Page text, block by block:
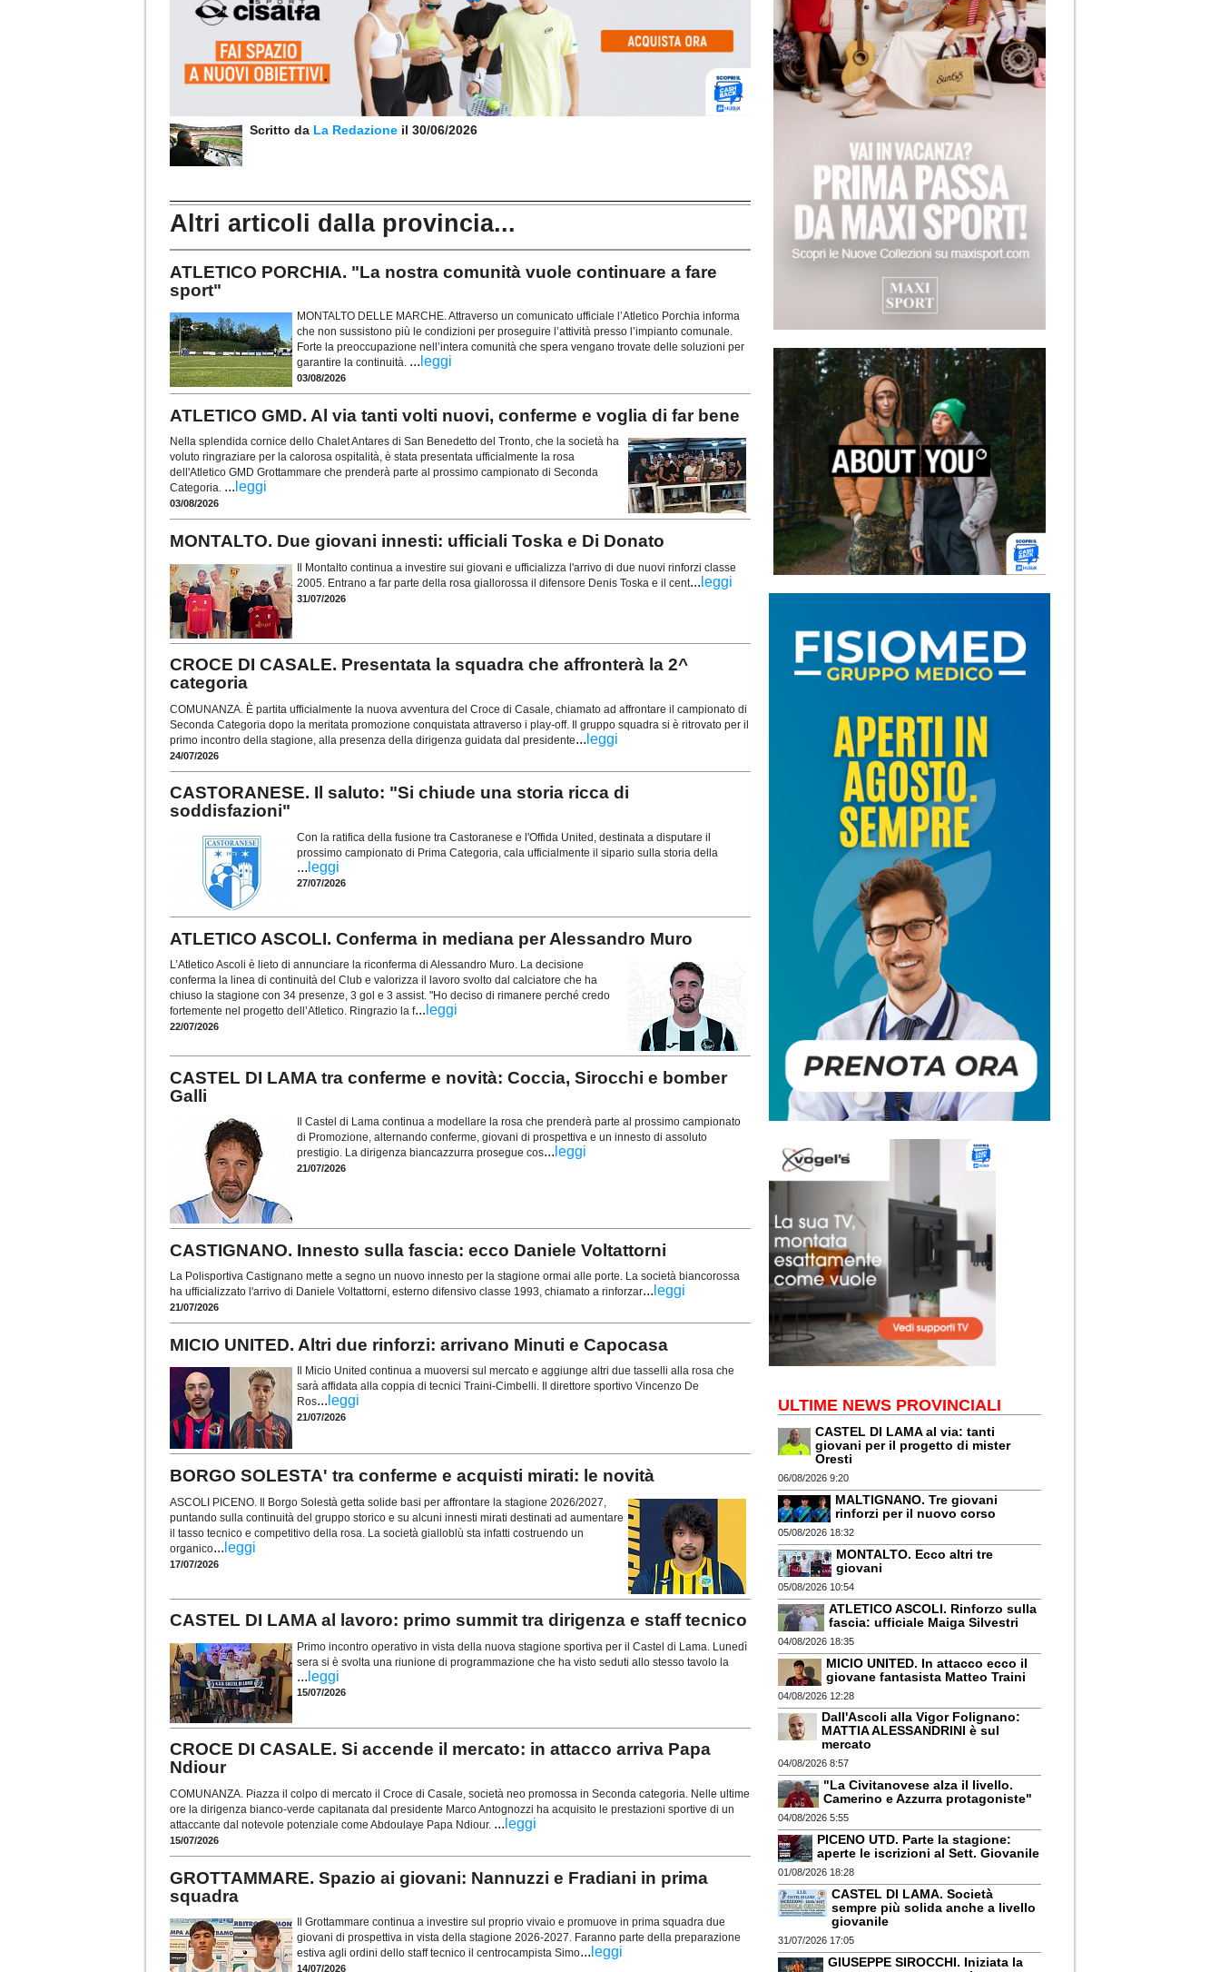
Scritto da La Redazione il 30/06/2026
Altri articoli dalla provincia...
ATLETICO PORCHIA. "La nostra comunità vuole continuare a fare
sport"
MONTALTO DELLE MARCHE. Attraverso un comunicato ufficiale l’Atletico Porchia informa
che non sussistono più le condizioni per proseguire l’attività presso l’impianto comunale.
Forte la preoccupazione nell’intera comunità che spera vengano trovate delle soluzioni per
garantire la continuità. ... leggi
03/08/2026
ATLETICO GMD. Al via tanti volti nuovi, conferme e voglia di far bene
Nella splendida cornice dello Chalet Antares di San Benedetto del Tronto, che la società ha
voluto ringraziare per la calorosa ospitalità, è stata presentata ufficialmente la rosa
dell'Atletico GMD Grottammare che prenderà parte al prossimo campionato di Seconda
Categoria. ... leggi
03/08/2026
MONTALTO. Due giovani innesti: ufficiali Toska e Di Donato
Il Montalto continua a investire sui giovani e ufficializza l'arrivo di due nuovi rinforzi classe
2005. Entrano a far parte della rosa giallorossa il difensore Denis Toska e il cent... leggi
31/07/2026
CROCE DI CASALE. Presentata la squadra che affronterà la 2^
categoria
COMUNANZA. È partita ufficialmente la nuova avventura del Croce di Casale, chiamato ad affrontare il campionato di
Seconda Categoria dopo la meritata promozione conquistata attraverso i play-off. Il gruppo squadra si è ritrovato per il
primo incontro della stagione, alla presenza della dirigenza guidata dal presidente... leggi
24/07/2026
CASTORANESE. Il saluto: "Si chiude una storia ricca di
soddisfazioni"
Con la ratifica della fusione tra Castoranese e l'Offida United, destinata a disputare il
prossimo campionato di Prima Categoria, cala ufficialmente il sipario sulla storia della
... leggi
27/07/2026
ATLETICO ASCOLI. Conferma in mediana per Alessandro Muro
L’Atletico Ascoli è lieto di annunciare la riconferma di Alessandro Muro. La decisione
conferma la linea di continuità del Club e valorizza il lavoro svolto dal calciatore che ha
chiuso la stagione con 34 presenze, 3 gol e 3 assist. "Ho deciso di rimanere perché credo
fortemente nel progetto dell’Atletico. Ringrazio la f... leggi
22/07/2026
CASTEL DI LAMA tra conferme e novità: Coccia, Sirocchi e bomber
Galli
Il Castel di Lama continua a modellare la rosa che prenderà parte al prossimo campionato
di Promozione, alternando conferme, giovani di prospettiva e un innesto di assoluto
prestigio. La dirigenza biancazzurra prosegue cos... leggi
21/07/2026
CASTIGNANO. Innesto sulla fascia: ecco Daniele Voltattorni
La Polisportiva Castignano mette a segno un nuovo innesto per la stagione ormai alle porte. La società biancorossa
ha ufficializzato l'arrivo di Daniele Voltattorni, esterno difensivo classe 1993, chiamato a rinforzar... leggi
21/07/2026
MICIO UNITED. Altri due rinforzi: arrivano Minuti e Capocasa
Il Micio United continua a muoversi sul mercato e aggiunge altri due tasselli alla rosa che
sarà affidata alla coppia di tecnici Traini-Cimbelli. Il direttore sportivo Vincenzo De
Ros... leggi
21/07/2026
BORGO SOLESTA' tra conferme e acquisti mirati: le novità
ASCOLI PICENO. Il Borgo Solestà getta solide basi per affrontare la stagione 2026/2027,
puntando sulla continuità del gruppo storico e su alcuni innesti mirati destinati ad aumentare
il tasso tecnico e competitivo della rosa. La società gialloblù sta infatti costruendo un
organico... leggi
17/07/2026
CASTEL DI LAMA al lavoro: primo summit tra dirigenza e staff tecnico
Primo incontro operativo in vista della nuova stagione sportiva per il Castel di Lama. Lunedì
sera si è svolta una riunione di programmazione che ha visto seduti allo stesso tavolo la
... leggi
15/07/2026
CROCE DI CASALE. Si accende il mercato: in attacco arriva Papa
Ndiour
COMUNANZA. Piazza il colpo di mercato il Croce di Casale, società neo promossa in Seconda categoria. Nelle ultime
ore la dirigenza bianco-verde capitanata dal presidente Marco Antognozzi ha acquisito le prestazioni sportive di un
attaccante dal notevole potenziale come Abdoulaye Papa Ndiour. ... leggi
15/07/2026
GROTTAMMARE. Spazio ai giovani: Nannuzzi e Fradiani in prima
squadra
Il Grottammare continua a investire sul proprio vivaio e promuove in prima squadra due
giovani di prospettiva in vista della stagione 2026-2027. Faranno parte della preparazione
estiva agli ordini dello staff tecnico il centrocampista Simo... leggi
14/07/2026
ULTIME NEWS PROVINCIALI
CASTEL DI LAMA al via: tanti
giovani per il progetto di mister
Oresti
06/08/2026 9:20
MALTIGNANO. Tre giovani
rinforzi per il nuovo corso
05/08/2026 18:32
MONTALTO. Ecco altri tre
giovani
05/08/2026 10:54
ATLETICO ASCOLI. Rinforzo sulla
fascia: ufficiale Maiga Silvestri
04/08/2026 18:35
MICIO UNITED. In attacco ecco il
giovane fantasista Matteo Traini
04/08/2026 12:28
Dall'Ascoli alla Vigor Folignano:
MATTIA ALESSANDRINI è sul
mercato
04/08/2026 8:57
"La Civitanovese alza il livello.
Camerino e Azzurra protagoniste"
04/08/2026 5:55
PICENO UTD. Parte la stagione:
aperte le iscrizioni al Sett. Giovanile
01/08/2026 18:28
CASTEL DI LAMA. Società
sempre più solida anche a livello
giovanile
31/07/2026 17:05
GIUSEPPE SIROCCHI. Iniziata la